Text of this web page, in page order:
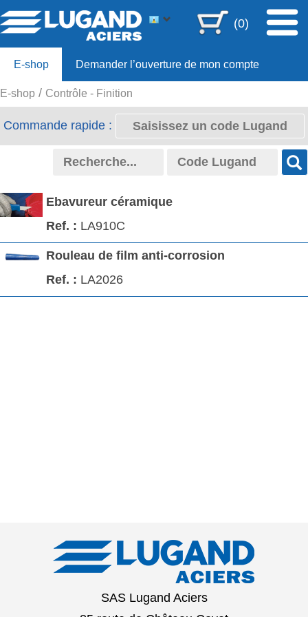
(0)
E-shop Demander l’ouverture de mon compte
Offre 80ans
E-shop Contrôle - Finition
Commande rapide :
Ebavureur céramique
LA910C
Rouleau de film anti-corrosion
LA2026
SAS Lugand Aciers